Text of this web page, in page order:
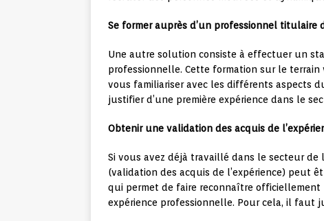
Se former auprès d’un professionnel titulaire
Une autre solution consiste à effectuer un
professionnelle. Cette formation sur le
vous familiariser avec les différents aspects
justifier d’une première expérience dans le
Obtenir une validation des acquis de
Si vous avez déjà travaillé dans le secteur de
(validation des acquis de l’expérience) peut
qui permet de faire reconnaître officiellement
expérience professionnelle. Pour cela, il faut